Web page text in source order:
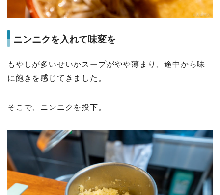
ニンニクを入れて味変を
もやしが多いせいかスープがやや薄まり、途中から味
に飽きを感じてきました。
そこで、ニンニクを投下。